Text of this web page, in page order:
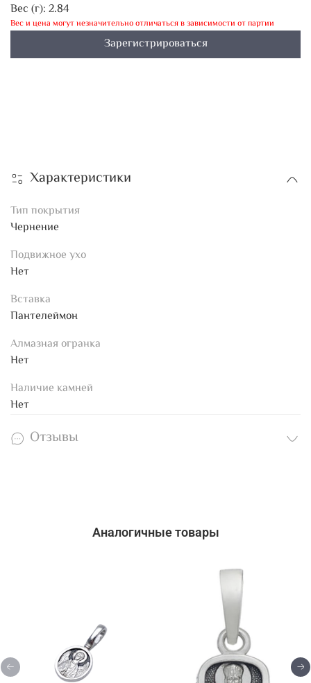
Вес (г): 2.84
Вес и цена могут незначительно отличаться в зависимости от партии
Зарегистрироваться
Характеристики
Тип покрытия
Чернение
Подвижное ухо
Нет
Вставка
Пантелеймон
Алмазная огранка
Нет
Наличие камней
Нет
Отзывы
Аналогичные товары